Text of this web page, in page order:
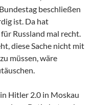
beschließen
ist. Da hat
Russland mal recht.
diese Sache nicht mit
müssen, wäre
Hitler 2.0 in Moskau